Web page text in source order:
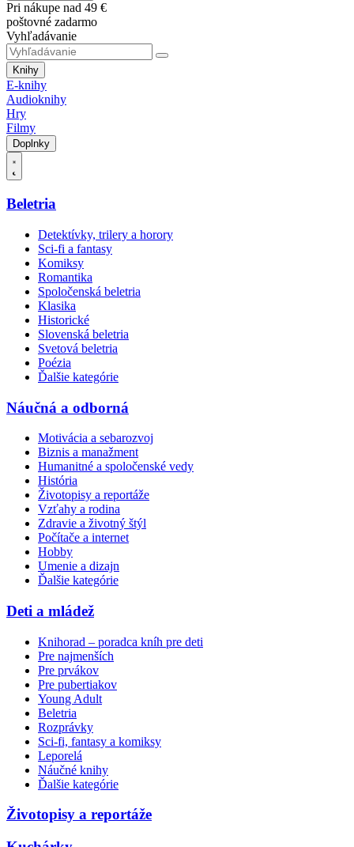
Pri nákupe nad 49 €
poštovné zadarmo
Vyhľadávanie
Knihy
E-knihy
Audioknihy
Hry
Filmy
Doplnky
Beletria
Detektívky, trilery a horory
Sci-fi a fantasy
Komiksy
Romantika
Spoločenská beletria
Klasika
Historické
Slovenská beletria
Svetová beletria
Poézia
Ďalšie kategórie
Náučná a odborná
Motivácia a sebarozvoj
Biznis a manažment
Humanitné a spoločenské vedy
História
Životopisy a reportáže
Vzťahy a rodina
Zdravie a životný štýl
Počítače a internet
Hobby
Umenie a dizajn
Ďalšie kategórie
Deti a mládež
Knihorad – poradca kníh pre deti
Pre najmenších
Pre prvákov
Pre pubertiakov
Young Adult
Beletria
Rozprávky
Sci-fi, fantasy a komiksy
Leporelá
Náučné knihy
Ďalšie kategórie
Životopisy a reportáže